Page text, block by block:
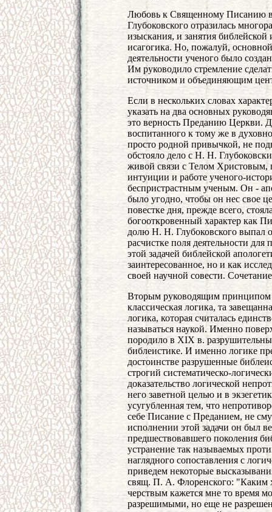
Любовь к Священному Писанию в
Глубоковского отразилась
изыскания, и занятия библейской
исагогика. Но, пожалуй,
деятельности ученого было
Им руководило стремление
источником и объединяющим
Если в нескольких словах
указать на два основных
это верность Преданию Церкви.
воспитанного к тому же в
просто родной привычкой, не
обстояло дело с Н. Н.
живой связи с Телом Христовым,
интуиции и работе ученого-
беспристрастным ученым. Он -
было угодно, чтобы он нес свое
повестке дня, прежде всего,
богооткровенный характер как
долю Н. Н. Глубоковского выпал
расчистке поля деятельности
этой задачей библейской
заинтересованное, но и как
своей научной совести.
Вторым руководящим принципом
классическая логика, та
логика, которая считалась
называться наукой. Именно
породило в XIX в.
библеистике. И именно логике
достоинстве разрушенные
строгий систематическо-
доказательство логической
него заветной целью и в
усугубленная тем, что
себе Писание с Преданием, не
исполнении этой задачи он был
предшествовавшего поколения
устранение так называемых
наглядного сопоставления с
приведем некоторые
свящ. П. А. Флоренского: "Каким
черствым кажется мне то время
разрешимыми, но еще не